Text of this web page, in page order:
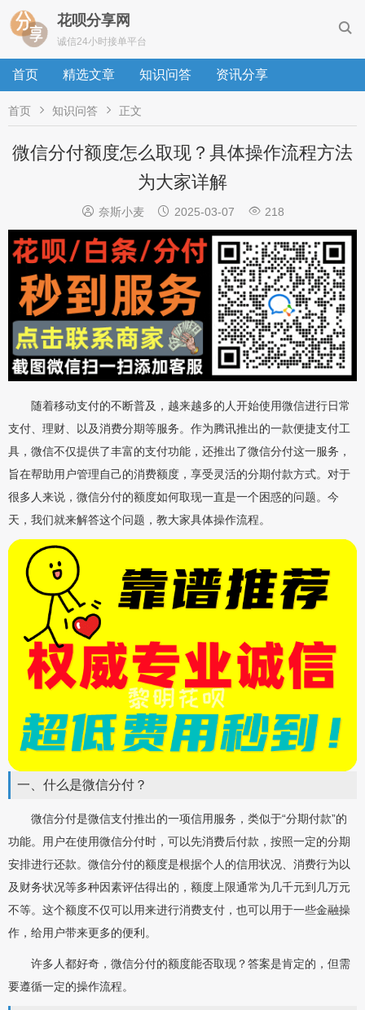

花呗分享网
诚信24小时接单平台
首页 精选文章 知识问答 资讯分享
首页  知识问答  正文
微信分付额度怎么取现？具体操作流程方法
为大家详解
 奈斯小麦  2025-03-07  218
随着移动支付的不断普及，越来越多的人开始使用微信进行日常
支付、理财、以及消费分期等服务。作为腾讯推出的一款便捷支付工
具，微信不仅提供了丰富的支付功能，还推出了微信分付这一服务，
旨在帮助用户管理自己的消费额度，享受灵活的分期付款方式。对于
很多人来说，微信分付的额度如何取现一直是一个困惑的问题。今
天，我们就来解答这个问题，教大家具体操作流程。
一、什么是微信分付？
微信分付是微信支付推出的一项信用服务，类似于“分期付款”的
功能。用户在使用微信分付时，可以先消费后付款，按照一定的分期
安排进行还款。微信分付的额度是根据个人的信用状况、消费行为以
及财务状况等多种因素评估得出的，额度上限通常为几千元到几万元
不等。这个额度不仅可以用来进行消费支付，也可以用于一些金融操
作，给用户带来更多的便利。
许多人都好奇，微信分付的额度能否取现？答案是肯定的，但需
要遵循一定的操作流程。